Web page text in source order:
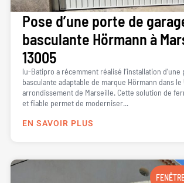
Pose d’une porte de
basculante Hörmann à
13005
lu-Batipro a récemment réalisé l’installation
basculante adaptable de marque Hörmann dans le
arrondissement de Marseille. Cette solution de
et fiable permet de moderniser...
EN SAVOIR PLUS